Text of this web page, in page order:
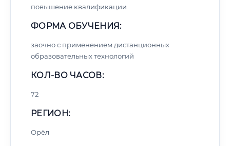
повышение квалификации
ФОРМА ОБУЧЕНИЯ:
заочно с применением дистанционных
образовательных технологий
КОЛ-ВО ЧАСОВ:
72
РЕГИОН:
Орёл